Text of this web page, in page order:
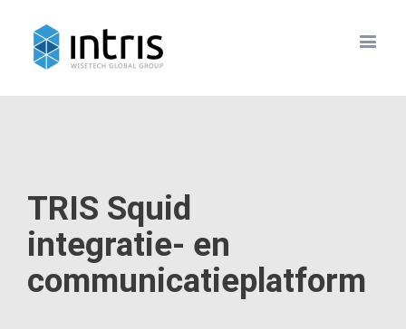
TRIS Squid
integratie- en
communicatieplatform